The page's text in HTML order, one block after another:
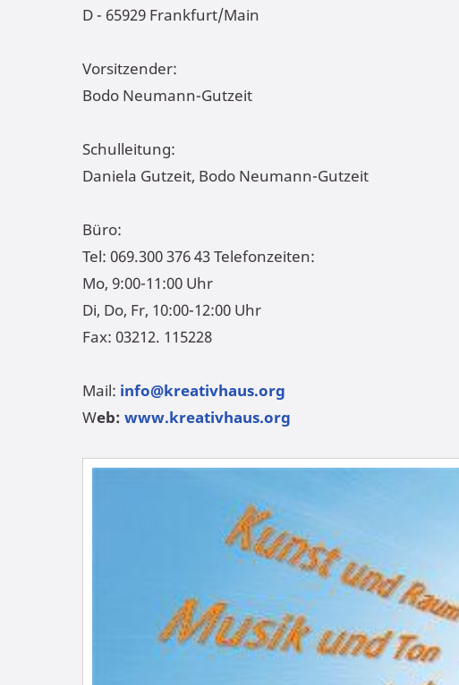
D - 65929 Frankfurt/Main
Vorsitzender:
Bodo Neumann-Gutzeit
Schulleitung:
Daniela Gutzeit, Bodo Neumann-Gutzeit
Büro:
Tel: 069.300 376 43 Telefonzeiten:
Mo, 9:00-11:00 Uhr
Di, Do, Fr, 10:00-12:00 Uhr
Fax: 03212. 115228
Mail: info@kreativhaus.org
Web: www.kreativhaus.org